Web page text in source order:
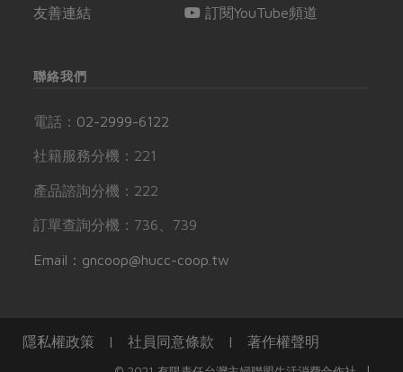
友善連結
訂閱YouTube頻道
聯絡我們
電話： 02-2999-6122
社籍服務分機：221
產品諮詢分機：222
訂單查詢分機：736、739
Email：gncoop@hucc-coop.tw
隱私權政策 | 社員同意條款 | 著作權聲明